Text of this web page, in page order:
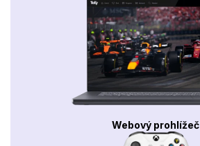
Webový prohlížeč